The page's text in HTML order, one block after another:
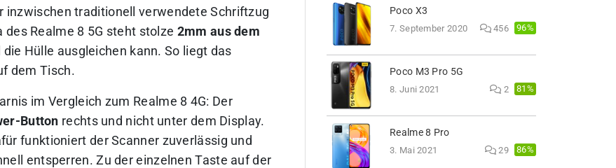
inzwischen traditionell verwendete Schriftzug
des Realme 8 5G steht stolze 2mm aus dem
Hülle ausgleichen kann. So liegt das
dem Tisch.
im Vergleich zum Realme 8 4G: Der
Button rechts und nicht unter dem Display.
funktioniert der Scanner zuverlässig und
entsperren. Zu der einzelnen Taste auf der
Poco X3
7. September 2020 456 96%
Poco M3 Pro 5G
8. Juni 2021 2 81%
Realme 8 Pro
3. Mai 2021 29 86%